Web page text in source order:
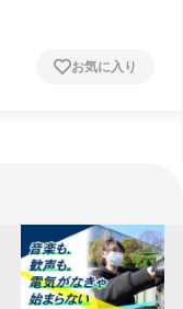
お気に入り